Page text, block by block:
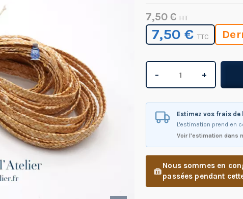
7,50 € HT
7,50 €TTC
− +
Estimez vos frais
L'estimation prend en
Voir l'estimation dans
Nous sommes en
passées pendant